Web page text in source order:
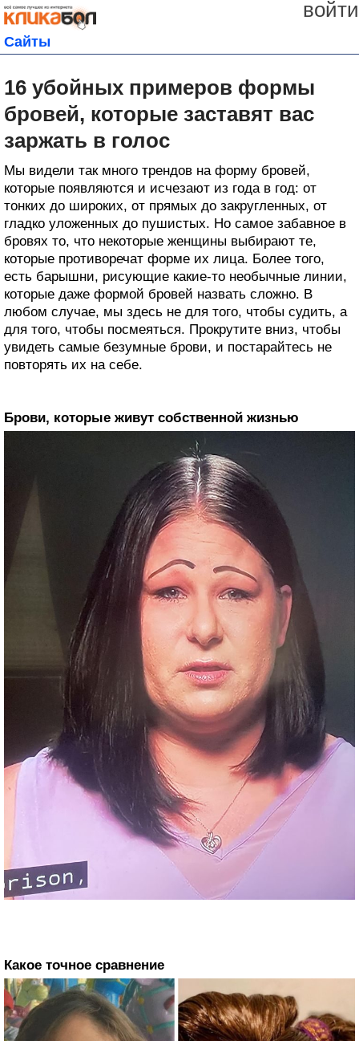
войти
Сайты
16 убойных примеров формы
бровей, которые заставят вас
заржать в голос
Мы видели так много трендов на форму бровей,
которые появляются и исчезают из года в год: от
тонких до широких, от прямых до закругленных, от
гладко уложенных до пушистых. Но самое забавное в
бровях то, что некоторые женщины выбирают те,
которые противоречат форме их лица. Более того,
есть барышни, рисующие какие-то необычные линии,
которые даже формой бровей назвать сложно. В
любом случае, мы здесь не для того, чтобы судить, а
для того, чтобы посмеяться. Прокрутите вниз, чтобы
увидеть самые безумные брови, и постарайтесь не
повторять их на себе.
Брови, которые живут собственной жизнью
Какое точное сравнение